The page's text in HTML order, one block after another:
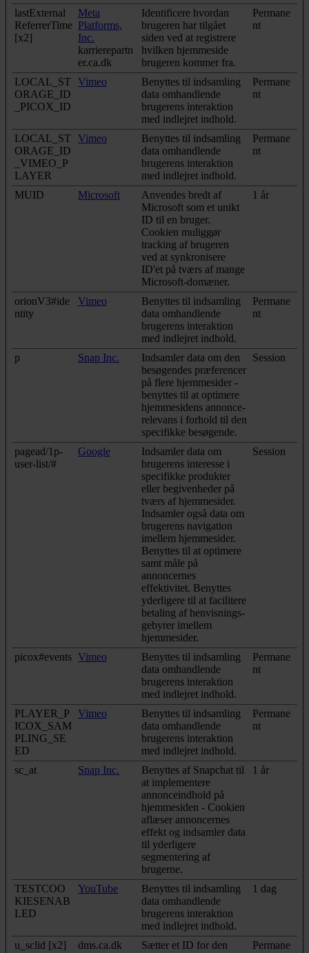
lastExternal
ReferrerTime
[x2]
Meta
Platforms,
Inc.
karrierepartn
er.ca.dk
Identificere hvordan
brugeren har tilgået
siden ved at registrere
hvilken hjemmeside
brugeren kommer fra.
Permane
nt
LOCAL_ST
ORAGE_ID
_PICOX_ID
Vimeo
Benyttes til indsamling
data omhandlende
brugerens interaktion
med indlejret indhold.
Permane
nt
LOCAL_ST
ORAGE_ID
_VIMEO_P
LAYER
Vimeo
Benyttes til indsamling
data omhandlende
brugerens interaktion
med indlejret indhold.
Permane
nt
MUID Microsoft
Anvendes bredt af
Microsoft som et unikt
ID til en bruger.
Cookien muliggør
tracking af brugeren
ved at synkronisere
ID'et på tværs af mange
Microsoft-domæner.
1 år
orionV3#ide
ntity
Vimeo
Benyttes til indsamling
data omhandlende
brugerens interaktion
med indlejret indhold.
Permane
nt
p Snap Inc.
Indsamler data om den
besøgendes præferencer
på flere hjemmesider -
benyttes til at optimere
hjemmesidens annonce-
relevans i forhold til den
specifikke besøgende.
Session
pagead/1p-
user-list/#
Google
Indsamler data om
brugerens interesse i
specifikke produkter
eller begivenheder på
tværs af hjemmesider.
Indsamler også data om
brugerens navigation
imellem hjemmesider.
Benyttes til at optimere
samt måle på
annoncernes
effektivitet. Benyttes
yderligere til at facilitere
betaling af henvisnings-
gebyrer imellem
hjemmesider.
Session
picox#events Vimeo
Benyttes til indsamling
data omhandlende
brugerens interaktion
med indlejret indhold.
Permane
nt
PLAYER_P
ICOX_SAM
PLING_SE
ED
Vimeo
Benyttes til indsamling
data omhandlende
brugerens interaktion
med indlejret indhold.
Permane
nt
sc_at Snap Inc.
Benyttes af Snapchat til
at implementere
annonceindhold på
hjemmesiden - Cookien
aflæser annoncernes
effekt og indsamler data
til yderligere
segmentering af
brugerne.
1 år
TESTCOO
KIESENAB
LED
YouTube
Benyttes til indsamling
data omhandlende
brugerens interaktion
med indlejret indhold.
1 dag
u_sclid [x2]
dms.ca.dk
Sætter et ID for den
Permane